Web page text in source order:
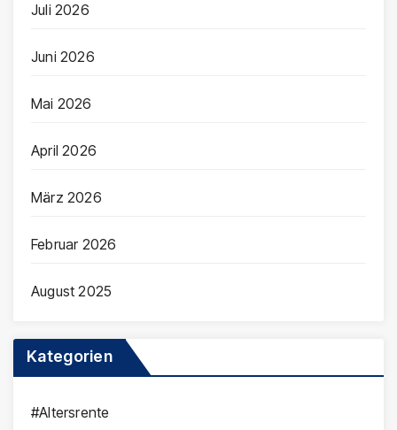
Juli 2026
Juni 2026
Mai 2026
April 2026
März 2026
Februar 2026
August 2025
Kategorien
#Altersrente